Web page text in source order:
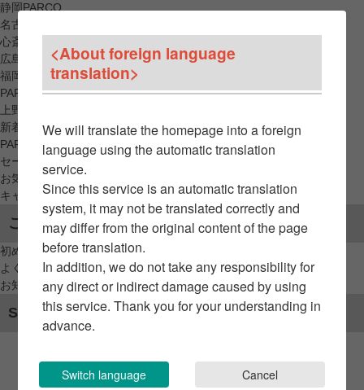
静岡PARCO
名古屋PARCO
心斎橋PARCO
広島PARCO
福岡PARCO
PARCO_ya
上野
新着アイテムから探す
PARCO限定アイテムから探す
セールアイテムから探す
お気に入りから探す
キャンペーン/クーポン対象から探す
ご利用案内
初めてのお客様へ
よくあるご質問 / お問い合わせ
お知らせ
SNSアカウント
<About foreign language
translation>
We will translate the homepage into a foreign
language using the automatic translation
service.
Since this service is an automatic translation
system, it may not be translated correctly and
may differ from the original content of the page
before translation.
In addition, we do not take any responsibility for
any direct or indirect damage caused by using
this service. Thank you for your understanding in
advance.
Switch language Cancel